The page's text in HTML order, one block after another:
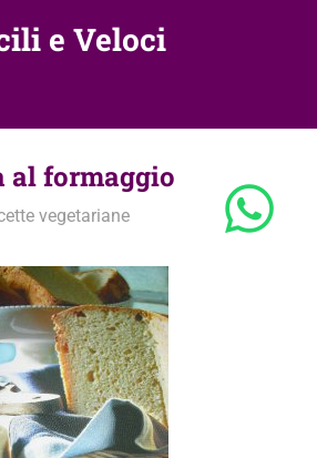
e Veloci
al formaggio
vegetariane